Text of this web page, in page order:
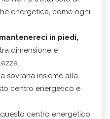
energetica, come ogni
mantenereci in piedi,
dimensione e
sovrana insieme alla
centro energetico è
centro energetico